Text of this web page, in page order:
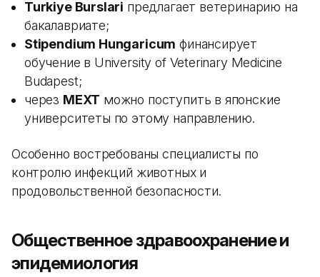
Turkiye Burslari предлагает ветеринарию на
бакалавриате;
Stipendium Hungaricum финансирует
обучение в University of Veterinary Medicine
Budapest;
через MEXT можно поступить в японские
университеты по этому направлению.
Особенно востребованы специалисты по
контролю инфекций животных и
продовольственной безопасности.
Общественное здравоохранение и
эпидемиология